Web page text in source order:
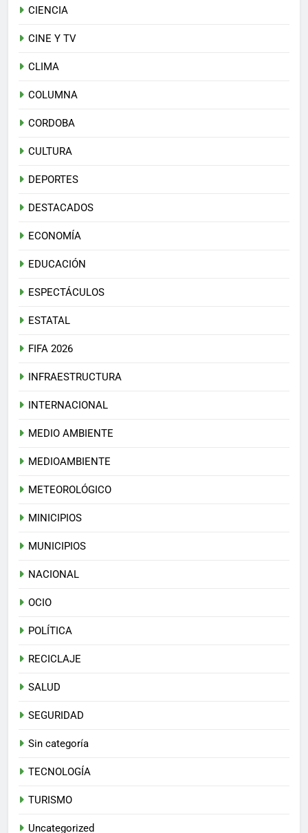
CIENCIA
CINE Y TV
CLIMA
COLUMNA
CORDOBA
CULTURA
DEPORTES
DESTACADOS
ECONOMÍA
EDUCACIÓN
ESPECTÁCULOS
ESTATAL
FIFA 2026
INFRAESTRUCTURA
INTERNACIONAL
MEDIO AMBIENTE
MEDIOAMBIENTE
METEOROLÓGICO
MINICIPIOS
MUNICIPIOS
NACIONAL
OCIO
POLÍTICA
RECICLAJE
SALUD
SEGURIDAD
Sin categoría
TECNOLOGÍA
TURISMO
Uncategorized